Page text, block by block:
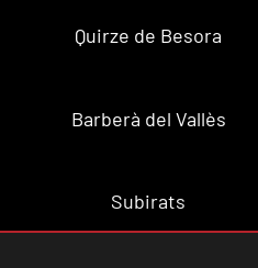
Quirze de Besora
Barberà del Vallès
Subirats